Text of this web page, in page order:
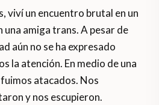
viví un encuentro brutal en un
amiga trans. A pesar de
aún no se ha expresado
la atención. En medio de una
atacados. Nos
y nos escupieron.